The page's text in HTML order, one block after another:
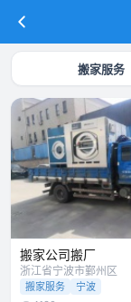
搬家服务
搬家公司搬厂
浙江省宁波市鄞州区
搬家服务
宁波